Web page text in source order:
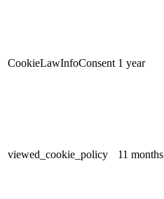
CookieLawInfoConsent 1 year
viewed_cookie_policy 11 months